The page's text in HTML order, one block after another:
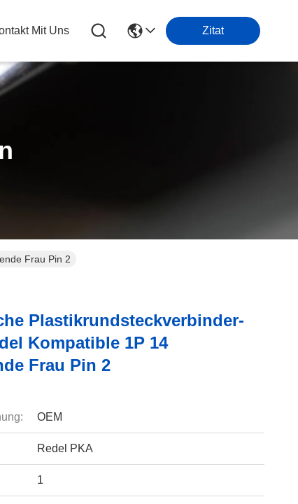
Mit Uns Zitat
Frau Pin 2
Plastikrundsteckverbinder-
Kompatible 1P 14
Frau Pin 2
OEM
Redel PKA
1